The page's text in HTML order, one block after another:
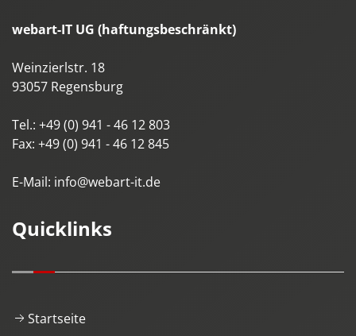
webart-IT UG (haftungsbeschränkt)
Weinzierlstr. 18
93057 Regensburg
Tel.: +49 (0) 941 - 46 12 803
Fax: +49 (0) 941 - 46 12 845
E-Mail: info@webart-it.de
Quicklinks
Startseite